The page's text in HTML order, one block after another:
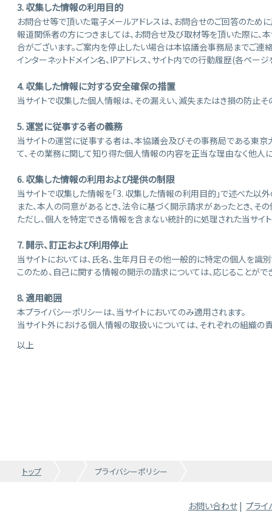
3. 収集した情報の利用目的
お問合せ等で頂いた電子メールアドレスは、お問合せのご回答のために
報道関係者の方につきましては、お問合せ及び取材等を頂いた際に、
合がございます。ご案内を停止したい場合は本協議会事務局までご連
インターネットドメイン名、IPアドレス、サイト内での行動履歴(各ペ
4. 収集した情報に対する安全確保の措置
当サイトで収集した個人情報は、その漏えい、滅失またはき損の防止
5. 運営に従事する者の義務
当サイトの運営に従事する者は、本協議会及びその事務局である東
て、その業務に関して知り得た個人情報の内容を正当な理由なく他人
6. 収集した情報の利用および提供の制限
当サイトで収集した情報を「3. 収集した情報の利用目的」で述べた以
また、本人の同意があるとき、法令に基づく開示請求があったとき、
ただし、個人を特定できる情報を含まない統計的に処理された当サイ
7. 開示、訂正および利用停止
当サイトにおいては、氏名、生年月日その他一般的に特定の個人を識
このため、自己に関する情報の開示の請求については、応じることがで
8. 適用範囲
本プライバシーポリシーは、当サイトにおいてのみ適用されます。
当サイト外における個人情報の取扱いについては、それぞれの組織の
以上
トップ プライバシーポリシー
お問い合わせ | プライ